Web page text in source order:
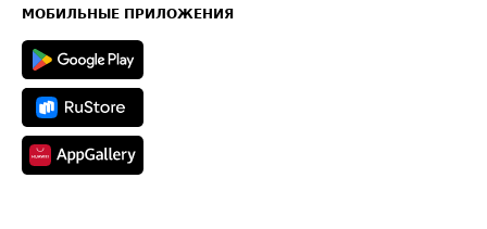
Техническая информация
МОБИЛЬНЫЕ ПРИЛОЖЕНИЯ